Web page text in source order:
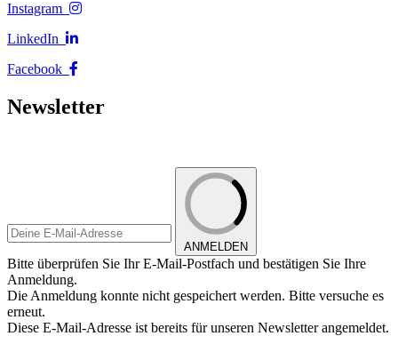
Instagram
LinkedIn
Facebook
Newsletter
ANMELDEN
Bitte überprüfen Sie Ihr E-Mail-Postfach und bestätigen Sie Ihre
Anmeldung.
Die Anmeldung konnte nicht gespeichert werden. Bitte versuche es
erneut.
Diese E-Mail-Adresse ist bereits für unseren Newsletter angemeldet.